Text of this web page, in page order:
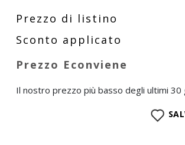
Il nostro prezzo più basso degli ultimi 30